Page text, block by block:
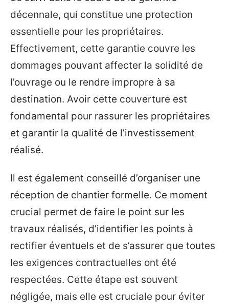
décennale, qui constitue une protection
essentielle pour les propriétaires.
Effectivement, cette garantie couvre les
dommages pouvant affecter la solidité de
l’ouvrage ou le rendre impropre à sa
destination. Avoir cette couverture est
fondamental pour rassurer les propriétaires
et garantir la qualité de l’investissement
réalisé.
Il est également conseillé d’organiser une
réception de chantier formelle. Ce moment
crucial permet de faire le point sur les
travaux réalisés, d’identifier les points à
rectifier éventuels et de s’assurer que toutes
les exigences contractuelles ont été
respectées. Cette étape est souvent
négligée, mais elle est cruciale pour éviter